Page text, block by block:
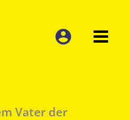
Vater der